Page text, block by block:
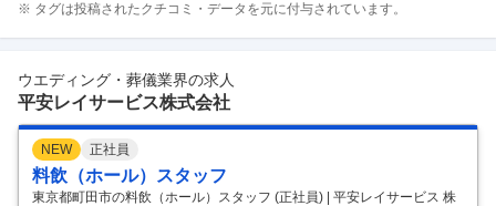
※ タグは投稿されたクチコミ・データを元に付与されています。
ウエディング・葬儀業界の求人
平安レイサービス株式会社
NEW 正社員
料飲（ホール）スタッフ
東京都町田市の料飲（ホール）スタッフ (正社員) | 平安レイサービス 株